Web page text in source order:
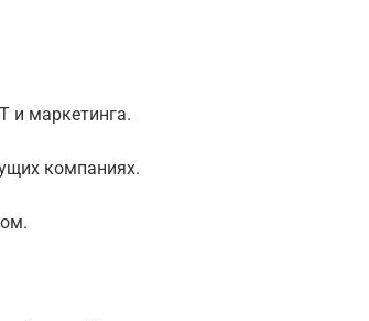
и маркетинга.
компаниях.